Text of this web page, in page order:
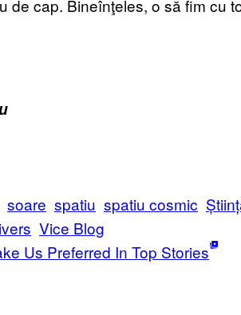
de cap. Bineînţeles, o să fim cu
soare spatiu spatiu cosmic
Vice Blog
Us Preferred In Top Stories